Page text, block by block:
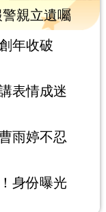
親立遺囑
年收破
表情成迷
雨婷不忍
身份曝光